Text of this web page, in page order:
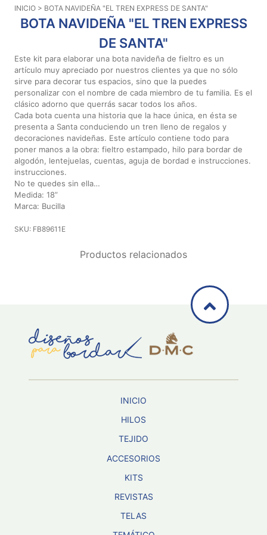
Aviso De
Privacidad
2026
Diseños
Para
Bordar
Distribuidores
INICIO > BOTA NAVIDEÑA "EL TREN EXPRESS DE SANTA"
BOTA NAVIDEÑA "EL TREN EXPRESS
DE SANTA"
Este kit para elaborar una bota navideña de fieltro es un
artículo muy apreciado por nuestros clientes ya que no sólo
sirve para decorar tus espacios, sino que la puedes
personalizar con el nombre de cada miembro de tu familia. Es el
clásico adorno que querrás sacar todos los años.
Cada bota cuenta una historia que la hace única, en ésta se
presenta a Santa conduciendo un tren lleno de regalos y
decoraciones navideñas. Este artículo contiene todo para
poner manos a la obra: fieltro estampado, hilo para bordar de
algodón, lentejuelas, cuentas, aguja de bordad e instrucciones.
instrucciones.
No te quedes sin ella…
Medida: 18”
Marca: Bucilla
SKU: FB89611E
Productos relacionados
INICIO
HILOS
TEJIDO
ACCESORIOS
KITS
REVISTAS
TELAS